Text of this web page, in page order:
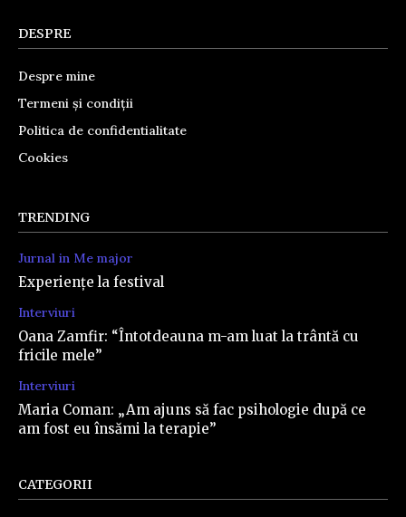
DESPRE
Despre mine
Termeni și condiții
Politica de confidentialitate
Cookies
TRENDING
Jurnal in Me major
Experiențe la festival
Interviuri
Oana Zamfir: “Întotdeauna m-am luat la trântă cu
fricile mele”
Interviuri
Maria Coman: „Am ajuns să fac psihologie după ce
am fost eu însămi la terapie”
CATEGORII